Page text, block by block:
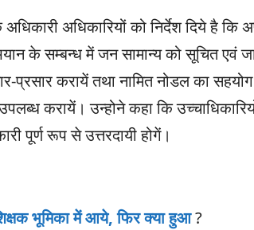
अधिकारियों को निर्देश दिये है कि
के सम्बन्ध में जन सामान्य को सूचित एवं
प्रसार करायें तथा नामित नोडल का
करायें। उन्होने कहा कि
पूर्ण रूप से उत्तरदायी होगें।
भूमिका में आये, फिर क्या हुआ?